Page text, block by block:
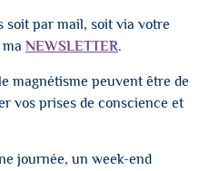
soit par mail, soit via votre
NEWSLETTER.
magnétisme peuvent être de
vos prises de conscience et
journée, un week-end